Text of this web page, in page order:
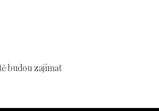
budou zajímat